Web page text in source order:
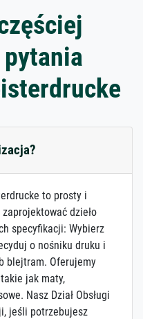
to prosty i
dzieło
specyfikacji: Wybierz
o nośniku druku i
blejtram. Oferujemy
jak maty,
Nasz Dział Obsługi
jeśli potrzebujesz